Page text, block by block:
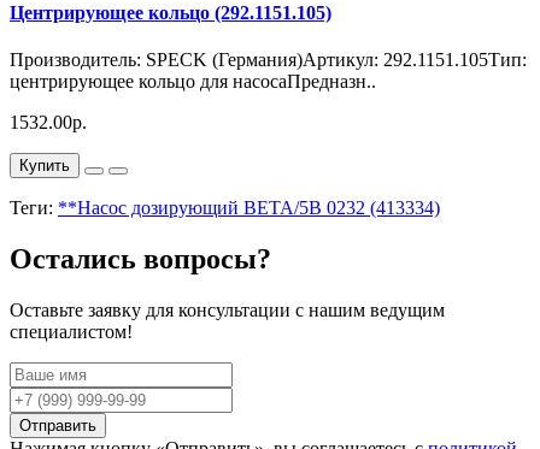
Центрирующее кольцо (292.1151.105)
Производитель: SPECK (Германия)Артикул: 292.1151.105Тип:
центрирующее кольцо для насосаПредназн..
1532.00р.
Купить
Теги: **Насос дозирующий BETA/5B 0232 (413334)
Остались вопросы?
Оставьте заявку для консультации с нашим ведущим
специалистом!
Отправить